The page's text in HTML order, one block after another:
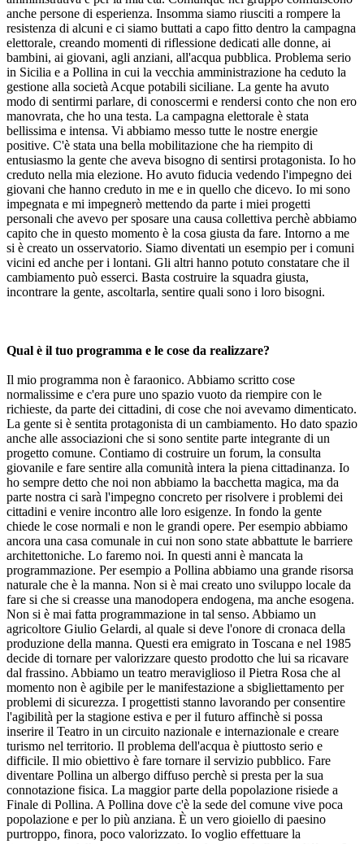
anche persone di esperienza. Insomma siamo riusciti a rompere la
resistenza di alcuni e ci siamo buttati a capo fitto dentro la campagna
elettorale, creando momenti di riflessione dedicati alle donne, ai
bambini, ai giovani, agli anziani, all'acqua pubblica. Problema serio
in Sicilia e a Pollina in cui la vecchia amministrazione ha ceduto la
gestione alla società Acque potabili siciliane. La gente ha avuto
modo di sentirmi parlare, di conoscermi e rendersi conto che non ero
manovrata, che ho una testa. La campagna elettorale è stata
bellissima e intensa. Vi abbiamo messo tutte le nostre energie
positive. C'è stata una bella mobilitazione che ha riempito di
entusiasmo la gente che aveva bisogno di sentirsi protagonista. Io ho
creduto nella mia elezione. Ho avuto fiducia vedendo l'impegno dei
giovani che hanno creduto in me e in quello che dicevo. Io mi sono
impegnata e mi impegnerò mettendo da parte i miei progetti
personali che avevo per sposare una causa collettiva perchè abbiamo
capito che in questo momento è la cosa giusta da fare. Intorno a me
si è creato un osservatorio. Siamo diventati un esempio per i comuni
vicini ed anche per i lontani. Gli altri hanno potuto constatare che il
cambiamento può esserci. Basta costruire la squadra giusta,
incontrare la gente, ascoltarla, sentire quali sono i loro bisogni.
Qual è il tuo programma e le cose da realizzare?
Il mio programma non è faraonico. Abbiamo scritto cose
normalissime e c'era pure uno spazio vuoto da riempire con le
richieste, da parte dei cittadini, di cose che noi avevamo dimenticato.
La gente si è sentita protagonista di un cambiamento. Ho dato spazio
anche alle associazioni che si sono sentite parte integrante di un
progetto comune. Contiamo di costruire un forum, la consulta
giovanile e fare sentire alla comunità intera la piena cittadinanza. Io
ho sempre detto che noi non abbiamo la bacchetta magica, ma da
parte nostra ci sarà l'impegno concreto per risolvere i problemi dei
cittadini e venire incontro alle loro esigenze. In fondo la gente
chiede le cose normali e non le grandi opere. Per esempio abbiamo
ancora una casa comunale in cui non sono state abbattute le barriere
architettoniche. Lo faremo noi. In questi anni è mancata la
programmazione. Per esempio a Pollina abbiamo una grande risorsa
naturale che è la manna. Non si è mai creato uno sviluppo locale da
fare si che si creasse una manodopera endogena, ma anche esogena.
Non si è mai fatta programmazione in tal senso. Abbiamo un
agricoltore Giulio Gelardi, al quale si deve l'onore di cronaca della
produzione della manna. Questi era emigrato in Toscana e nel 1985
decide di tornare per valorizzare questo prodotto che lui sa ricavare
dal frassino. Abbiamo un teatro meraviglioso il Pietra Rosa che al
momento non è agibile per le manifestazione a sbigliettamento per
problemi di sicurezza. I progettisti stanno lavorando per consentire
l'agibilità per la stagione estiva e per il futuro affinchè si possa
inserire il Teatro in un circuito nazionale e internazionale e creare
turismo nel territorio. Il problema dell'acqua è piuttosto serio e
difficile. Il mio obiettivo è fare tornare il servizio pubblico. Fare
diventare Pollina un albergo diffuso perchè si presta per la sua
connotazione fisica. La maggior parte della popolazione risiede a
Finale di Pollina. A Pollina dove c'è la sede del comune vive poca
popolazione e per lo più anziana. È un vero gioiello di paesino
purtroppo, finora, poco valorizzato. Io voglio effettuare la